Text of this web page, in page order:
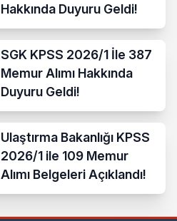
Hakkında Duyuru Geldi!
SGK KPSS 2026/1 İle 387
Memur Alımı Hakkında
Duyuru Geldi!
Ulaştırma Bakanlığı KPSS
2026/1 ile 109 Memur
Alımı Belgeleri Açıklandı!